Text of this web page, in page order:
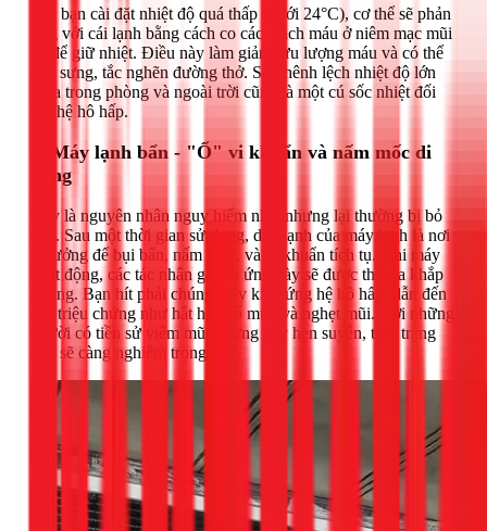
Khi bạn cài đặt nhiệt độ quá thấp (dưới 24°C), cơ thể sẽ phản
ứng với cái lạnh bằng cách co các mạch máu ở niêm mạc mũi
lại để giữ nhiệt. Điều này làm giảm lưu lượng máu và có thể
gây sưng, tắc nghẽn đường thở. Sự chênh lệch nhiệt độ lớn
giữa trong phòng và ngoài trời cũng là một cú sốc nhiệt đối
với hệ hô hấp.
3. Máy lạnh bẩn - "Ổ" vi khuẩn và nấm mốc di
động
Đây là nguyên nhân nguy hiểm nhất nhưng lại thường bị bỏ
qua. Sau một thời gian sử dụng, dàn lạnh của máy lạnh là nơi
lý tưởng để bụi bẩn, nấm mốc, và vi khuẩn tích tụ. Khi máy
hoạt động, các tác nhân gây dị ứng này sẽ được thổi ra khắp
phòng. Bạn hít phải chúng, gây kích ứng hệ hô hấp, dẫn đến
các triệu chứng như hắt hơi, sổ mũi, và nghẹt mũi. Với những
người có tiền sử viêm mũi dị ứng hay hen suyễn, tình trạng
này sẽ càng nghiêm trọng hơn.